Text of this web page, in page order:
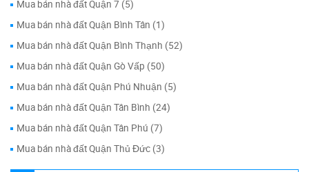
Mua bán nhà đất Quận 7 (5)
Mua bán nhà đất Quận Bình Tân (1)
Mua bán nhà đất Quận Bình Thạnh (52)
Mua bán nhà đất Quận Gò Vấp (50)
Mua bán nhà đất Quận Phú Nhuận (5)
Mua bán nhà đất Quận Tân Bình (24)
Mua bán nhà đất Quận Tân Phú (7)
Mua bán nhà đất Quận Thủ Đức (3)